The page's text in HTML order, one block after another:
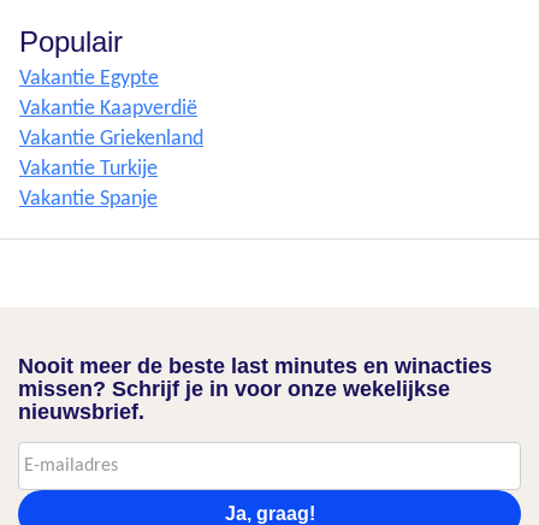
Populair
Vakantie Egypte
Vakantie Kaapverdië
Vakantie Griekenland
Vakantie Turkije
Vakantie Spanje
Nooit meer de beste last minutes en winacties
missen? Schrijf je in voor onze wekelijkse
nieuwsbrief.
Ja, graag!